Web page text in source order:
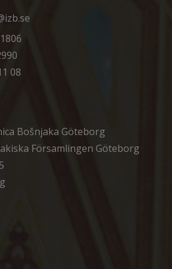
08
Bošnjaka Göteborg
Församlingen Göteborg